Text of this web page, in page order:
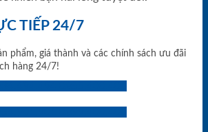
TIẾP 24/7
phẩm, giá thành và các chính sách ưu đãi
hàng 24/7!